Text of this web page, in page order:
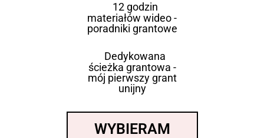
12 godzin
materiałów wideo -
poradniki grantowe
Dedykowana
ścieżka grantowa -
mój pierwszy grant
unijny
WYBIERAM